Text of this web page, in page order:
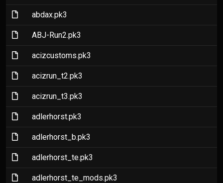
(File)abdax.pk3
(File)ABJ-Run2.pk3
(File)acizcustoms.pk3
(File)acizrun_t2.pk3
(File)acizrun_t3.pk3
(File)adlerhorst.pk3
(File)adlerhorst_b.pk3
(File)adlerhorst_te.pk3
(File)adlerhorst_te_mods.pk3